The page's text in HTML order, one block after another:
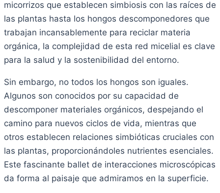
micorrizos que establecen simbiosis con las raíces de
las plantas hasta los hongos descomponedores que
trabajan incansablemente para reciclar materia
orgánica, la complejidad de esta red micelial es clave
para la salud y la sostenibilidad del entorno.
Sin embargo, no todos los hongos son iguales.
Algunos son conocidos por su capacidad de
descomponer materiales orgánicos, despejando el
camino para nuevos ciclos de vida, mientras que
otros establecen relaciones simbióticas cruciales con
las plantas, proporcionándoles nutrientes esenciales.
Este fascinante ballet de interacciones microscópicas
da forma al paisaje que admiramos en la superficie.